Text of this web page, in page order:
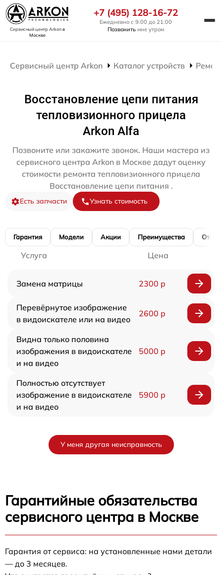
Сервисный центр Arkonв
Москве
+7 (495) 128-16-72
Ежедневно с 9:00 до 21:00
Позвонить мне утром
Сервисный центр Arkon Каталог устройств
Восстановление цепи питания
тепловизионного прицела
Arkon Alfa
Позвоните или закажите звонок. Наши мастера из
сервисного центра Arkon в Москве дадут оценку
стоимости ремонта тепловизионного прицела
Восстановление цепи питания .
Есть запчасти Узнать стоимость
Гарантия Модели Акции Преимущества
Услуга Цена
Замена матрицы 2300 р
Перевёрнутое изображение
в видоискателе или на видео
2600 р
Видна только половина
изображения в видоискателе
и на видео
5000 р
Полностью отсутствует
изображение в видоискателе
и на видео
5900 р
У меня другая неисправность
Гарантийные обязательства
сервисного центра в Москве
Гарантия от сервиса: на установленные нами детали
— до 3 месяцев.